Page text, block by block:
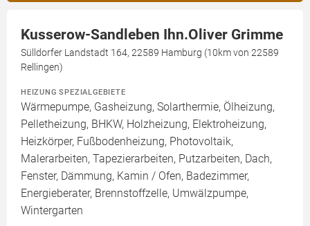
Kusserow-Sandleben Ihn.Oliver Grimme
Sülldorfer Landstadt 164, 22589 Hamburg (10km von 22589
Rellingen)
HEIZUNG SPEZIALGEBIETE
Wärmepumpe, Gasheizung, Solarthermie, Ölheizung,
Pelletheizung, BHKW, Holzheizung, Elektroheizung,
Heizkörper, Fußbodenheizung, Photovoltaik,
Malerarbeiten, Tapezierarbeiten, Putzarbeiten, Dach,
Fenster, Dämmung, Kamin / Ofen, Badezimmer,
Energieberater, Brennstoffzelle, Umwälzpumpe,
Wintergarten